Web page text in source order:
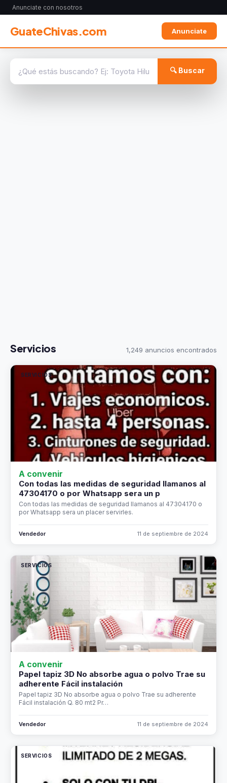
Anunciate con nosotros
GuateChivas.com Anunciate
🔍 Buscar
Servicios 1,249 anuncios encontrados
SERVICIOS
A convenir
Con todas las medidas de seguridad llamanos al
47304170 o por Whatsapp sera un p
Con todas las medidas de seguridad llamanos al 47304170 o
por Whatsapp sera un placer servirles.
Vendedor 11 de septiembre de 2024
SERVICIOS
A convenir
Papel tapiz 3D No absorbe agua o polvo Trae su
adherente Fácil instalación
Papel tapiz 3D No absorbe agua o polvo Trae su adherente
Fácil instalación Q. 80 mt2 Pr…
Vendedor 11 de septiembre de 2024
SERVICIOS